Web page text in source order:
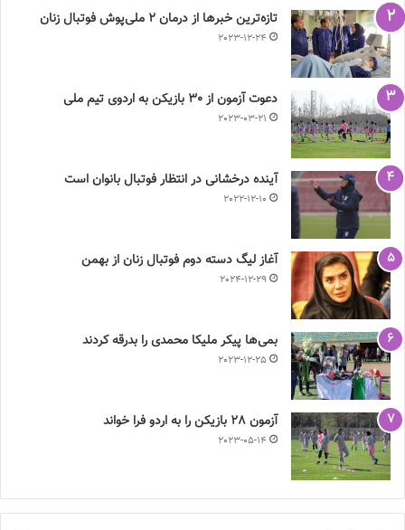
تازه‌ترین خبرها از درمان ۲ ملی‌پوش فوتبال زنان
2023-12-24
دعوت آزمون از 30 بازیکن به اردوی تیم ملی
2023-03-21
آینده درخشانی در انتظار فوتبال بانوان است
2022-12-10
آغاز لیگ دسته دوم فوتبال زنان از بهمن
2024-12-29
بمی‌ها پیکر ملیکا محمدی را بدرقه کردند
2023-12-25
آزمون 28 بازیکن را به اردو فرا خواند
2023-05-14